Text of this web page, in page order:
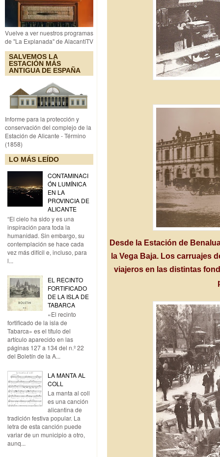
Vuelve a ver nuestros programas
de "La Explanada" de AlacantíTV
SALVEMOS LA
ESTACIÓN MÁS
ANTIGUA DE ESPAÑA
Informe para la protección y
conservación del complejo de la
Estación de Alicante - Término
(1858)
LO MÁS LEÍDO
CONTAMINACI
ÓN LUMÍNICA
EN LA
PROVINCIA DE
ALICANTE
“El cielo ha sido y es una
inspiración para toda la
humanidad. Sin embargo, su
contemplación se hace cada
vez más difícil e, incluso, para
l...
EL RECINTO
FORTIFICADO
DE LA ISLA DE
TABARCA
«El recinto
fortificado de la isla de
Tabarca» es el título del
artículo aparecido en las
páginas 127 a 134 del n.º 22
del Boletín de la A...
LA MANTA AL
COLL
La manta al coll
es una canción
alicantina de
tradición festiva popular. La
letra de esta canción puede
variar de un municipio a otro,
aunq...
Desde la Estación de
la Vega Baja. Los carruajes
viajeros en las distintas